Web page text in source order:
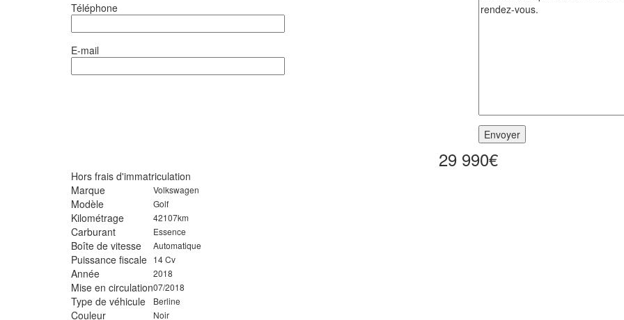
Téléphone
E-mail
29 990€
Hors frais d'immatriculation
Marque
Volkswagen
Modèle Golf
Kilométrage 42107km
Carburant Essence
Boîte de vitesse Automatique
Puissance fiscale 14 Cv
Année 2018
Mise en circulation07/2018
Type de véhicule Berline
Couleur Noir